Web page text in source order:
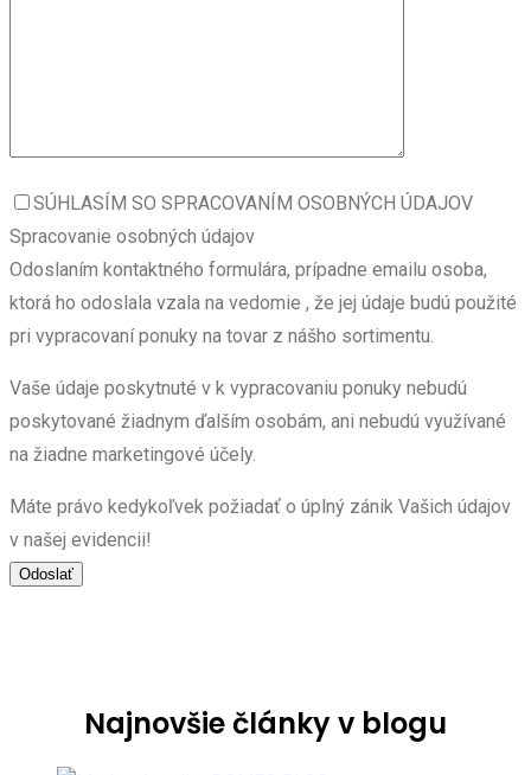
SÚHLASÍM SO SPRACOVANÍM OSOBNÝCH ÚDAJOV
Spracovanie osobných údajov
Odoslaním kontaktného formulára, prípadne emailu osoba,
ktorá ho odoslala vzala na vedomie , že jej údaje budú použité
pri vypracovaní ponuky na tovar z nášho sortimentu.
Vaše údaje poskytnuté v k vypracovaniu ponuky nebudú
poskytované žiadnym ďalším osobám, ani nebudú využívané
na žiadne marketingové účely.
Máte právo kedykoľvek požiadať o úplný zánik Vašich údajov
v našej evidencii!
Najnovšie články v blogu